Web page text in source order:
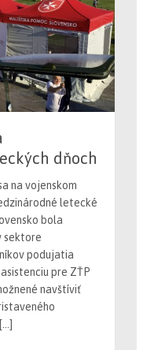
dňoch
na vojenskom
letecké
bola
sektore
podujatia
pre ZŤP
navštíviť